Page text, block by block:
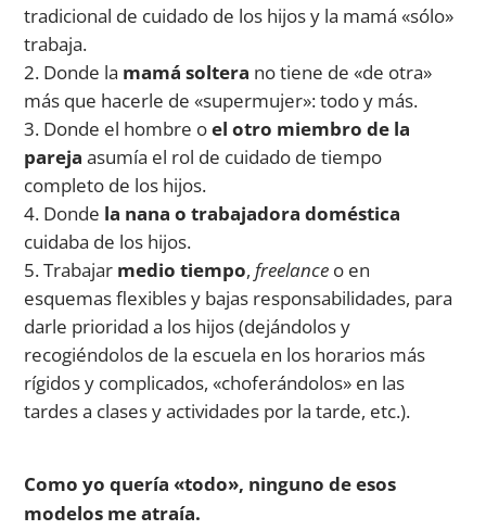
tradicional de cuidado de los hijos y la mamá «sólo»
trabaja.
Donde la mamá soltera no tiene de «de otra»
más que hacerle de «supermujer»: todo y más.
Donde el hombre oel otro miembro de la
pareja asumía el rol de cuidado de tiempo
completo de los hijos.
Donde la nana o trabajadora doméstica
cuidaba de los hijos.
Trabajar medio tiempo,freelance o en
esquemas flexibles y bajas responsabilidades, para
darle prioridad a los hijos (dejándolos y
recogiéndolos de la escuela en los horarios más
rígidos y complicados, «choferándolos» en las
tardes a clases y actividades por la tarde, etc.).
Como yo quería «todo», ninguno de esos
modelos me atraía.